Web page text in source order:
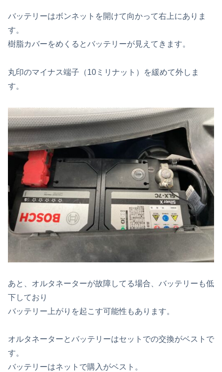
バッテリーはボンネットを開けて向かって右上にありま
す。
樹脂カバーをめくるとバッテリーが見えてきます。
丸印のマイナス端子（10ミリナット）を緩めて外しま
す。
あと、オルタネーターが故障してる場合、バッテリーも低
下しており
バッテリー上がりを起こす可能性もあります。
オルタネーターとバッテリーはセットでの交換がベストで
す。
バッテリーはネットで購入がベスト。